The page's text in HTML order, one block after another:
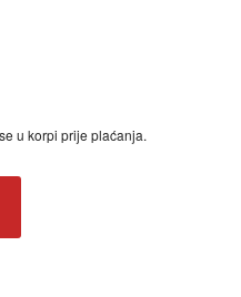
u korpi prije plaćanja.